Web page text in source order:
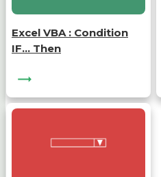
Excel VBA : Condition
IF… Then